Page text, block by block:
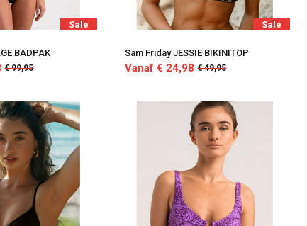
Sale
BADPAK
€ 99,95
Sale
Sam Friday JESSIE BIKINITOP
Vanaf € 24,98 € 49,95